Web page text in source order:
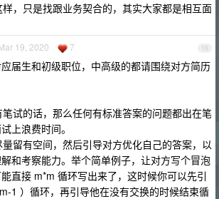
，只是找跟业务契合的，其实大家都是相互面
16
19, 2020 7
届生和初级职位，中高级的都请围绕对方简历
试的话，那么任何有标准答案的问题都出在笔
上浪费时间。
留有空间，然后引导对方优化自己的答案，以
和考察能力。举个简单例子，让对方写个冒泡
直接 m*m 循环写出来了，这时候你可以先引
1 ）循环，再引导他在没有交换的时候结束循